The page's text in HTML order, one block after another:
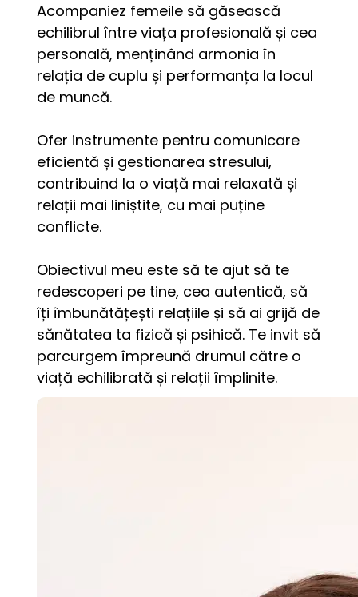
Acompaniez femeile să găsească
echilibrul între viața profesională și cea
personală, menținând armonia în
relația de cuplu și performanța la locul
de muncă.
Ofer instrumente pentru comunicare
eficientă și gestionarea stresului,
contribuind la o viață mai relaxată și
relații mai liniștite, cu mai puține
conflicte.
Obiectivul meu este să te ajut să te
redescoperi pe tine, cea autentică, să
îți îmbunătățești relațiile și să ai grijă de
sănătatea ta fizică și psihică. Te invit să
parcurgem împreună drumul către o
viață echilibrată și relații împlinite.